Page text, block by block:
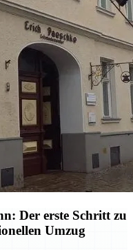
Der erste Schritt zu
Umzug